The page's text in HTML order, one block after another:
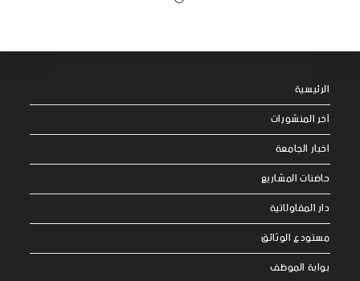
الرئيسية
آخر المنشورات
اخبار الجامعة
حاضنات المشاريع
دار المقاولاتية
مستودع الوثائق
بوابة الموظف